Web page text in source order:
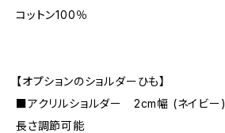
コットン100％
【オプションのショルダーひも】
■アクリルショルダー 2cm幅 (ネイビー)
長さ調節可能